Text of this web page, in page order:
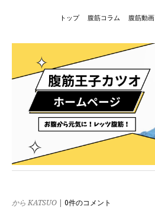
トップ 腹筋コラム 腹筋動画
から KATSUO 0件のコメント